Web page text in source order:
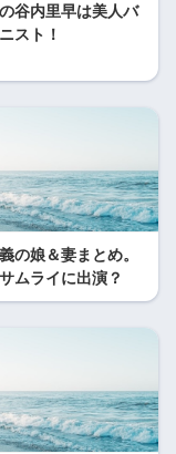
谷内里早は美人バ
スト！
の娘＆妻まとめ。
ムライに出演？